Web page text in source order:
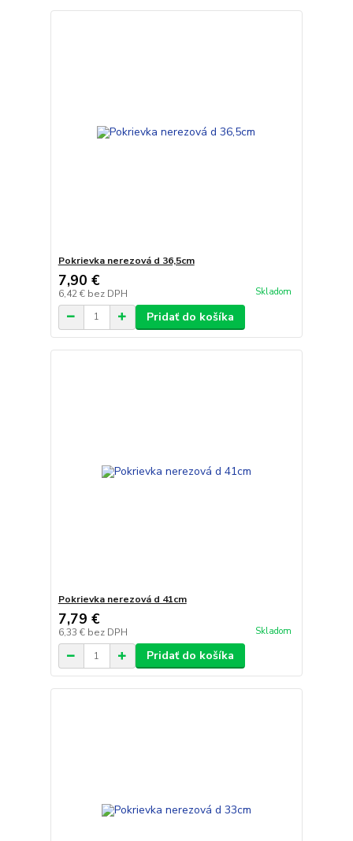
Pokrievka nerezová d 36,5cm
7,90 €
6,42 € bez DPH Skladom
Pridať do košíka
Pokrievka nerezová d 41cm
7,79 €
6,33 € bez DPH Skladom
Pridať do košíka